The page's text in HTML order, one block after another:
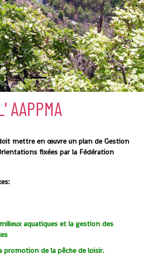
AAPPMA
mettre en œuvre un plan deGestion
fixées par la Fédération
aquatiques et la gestion des
promotion de la pêche de loisir.